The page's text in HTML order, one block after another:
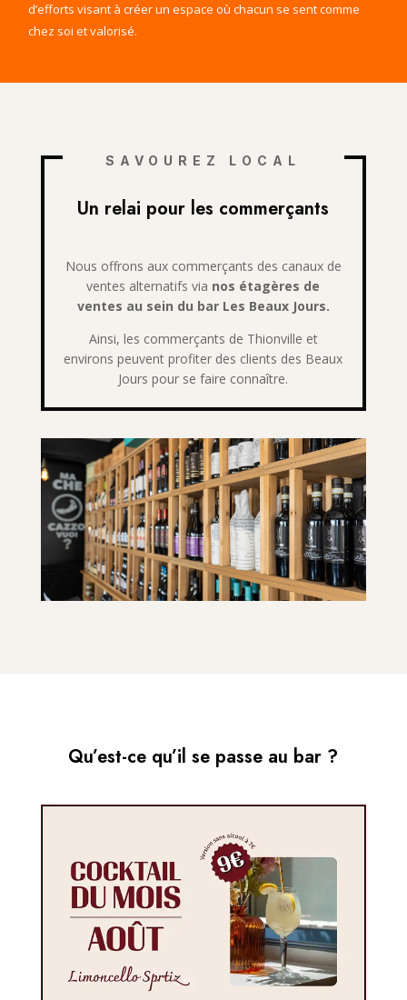
d’efforts visant à créer un espace où chacun se sent comme
chez soi et valorisé.
SAVOUREZ LOCAL
Un relai pour les commerçants
Nous offrons aux commerçants des canaux de
ventes alternatifs via nos étagères de
ventes au sein du bar Les Beaux Jours.
Ainsi, les commerçants de Thionville et
environs peuvent profiter des clients des Beaux
Jours pour se faire connaître.
Qu’est-ce qu’il se passe au bar ?